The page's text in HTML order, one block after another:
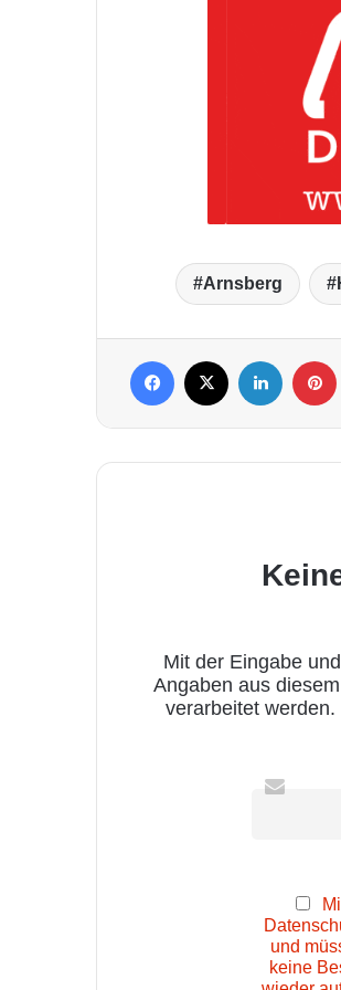
Arnsberg
Mit der Eingabe
Angaben aus
verarbeitet
und
keine